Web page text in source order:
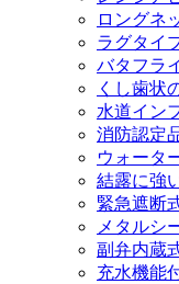
ロングネ
ラグタイ
バタフラ
くし歯状
水道イン
消防認定
ウォータ
結露に強
緊急遮断
メタルシ
副弁内蔵
充水機能